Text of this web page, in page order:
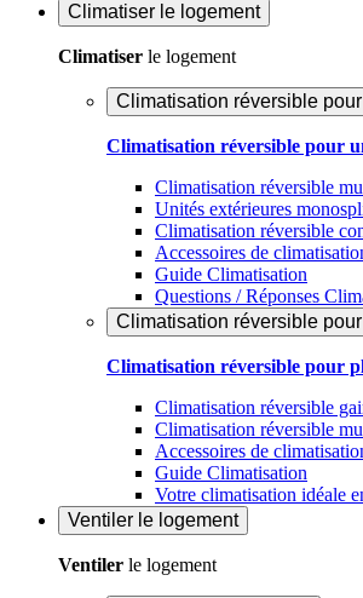
Climatiser le logement
Climatiser le logement
Climatisation réversible
Climatisation réversible pour
Climatisation réversible
Unités extérieures
Climatisation réversible
Accessoires de
Guide Climatisation
Questions / Réponses
Climatisation réversible
Climatisation réversible pour
Climatisation réversible
Climatisation réversible
Accessoires de
Guide Climatisation
Votre climatisation idéale
Ventiler le logement
Ventiler le logement